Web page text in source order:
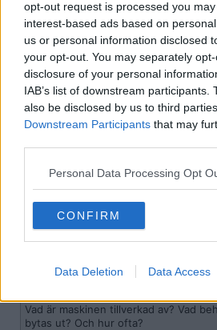
opt-out request is processed you
interest-based ads based on
us or personal information disclosed
your opt-out. You may separately
disclosure of your personal
IAB’s list of downstream participants.
also be disclosed by us to third
Downstream Participants that may
Personal Data Processing Opt
CONFIRM
Data Deletion Data Access
Medlem
Citat:
Ursprungligen postat avhenriko
Och kol, och svavel, eller? Var
https://sv.wikipedia.org/wiki/
Citat:
Hur mycket energi gör denna maskin
ungefär?
väldigt lite, vatten behöver fyllas på.
Vad är maskinen tillverkad av? Vad
bytas ut? Och hur ofta?